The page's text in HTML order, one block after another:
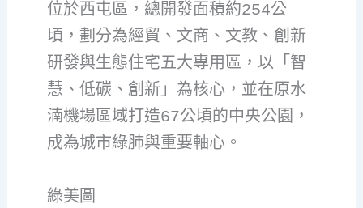
位於西屯區，總開發面積約254公
頃，劃分為經貿、文商、文教、創新
研發與生態住宅五大專用區，以「智
慧、低碳、創新」為核心，並在原水
湳機場區域打造67公頃的中央公園，
成為城市綠肺與重要軸心。
綠美圖